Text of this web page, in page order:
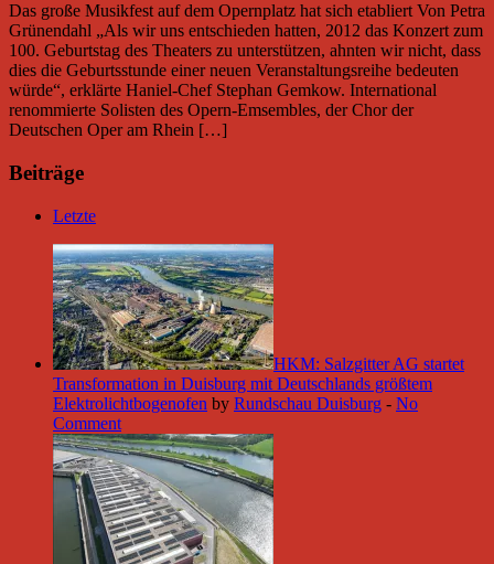
Das große Musikfest auf dem Opernplatz hat sich etabliert Von Petra
Grünendahl „Als wir uns entschieden hatten, 2012 das Konzert zum
100. Geburtstag des Theaters zu unterstützen, ahnten wir nicht, dass
dies die Geburtsstunde einer neuen Veranstaltungsreihe bedeuten
würde“, erklärte Haniel-Chef Stephan Gemkow. International
renommierte Solisten des Opern-Emsembles, der Chor der
Deutschen Oper am Rhein […]
Beiträge
Letzte
HKM: Salzgitter AG startet
Transformation in Duisburg mit Deutschlands größtem
Elektrolichtbogenofen by Rundschau Duisburg - No
Comment